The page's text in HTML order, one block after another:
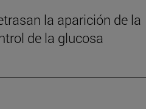
la aparición de la
de la glucosa